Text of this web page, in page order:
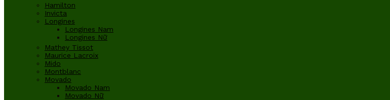
Hamilton
Invicta
Longines
Longines Nam
Longines Nữ
Mathey Tissot
Maurice Lacroix
Mido
Montblanc
Movado
Movado Nam
Movado Nữ